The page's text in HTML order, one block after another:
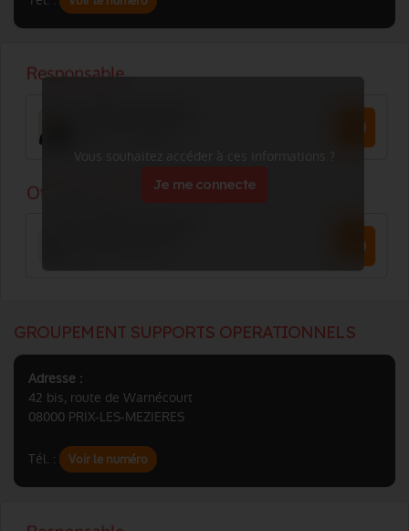
Vous souhaitez accéder à ces informations ?
Je me connecte
GROUPEMENT SUPPORTS OPERATIONNELS
Adresse :
42 bis, route de Warnécourt
08000 PRIX-LES-MEZIERES
Tél. : Voir le numéro